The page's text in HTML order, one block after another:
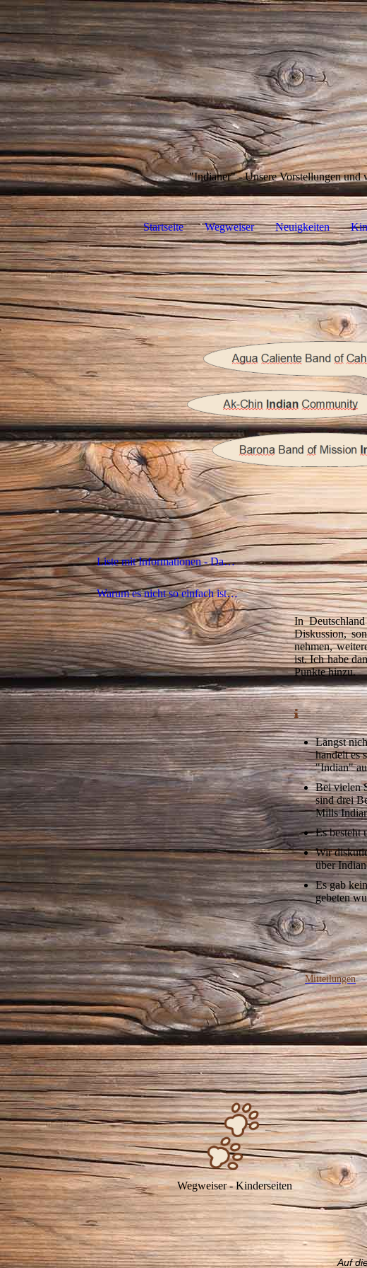
"Indianer" - Unsere Vorstellungen und
Startseite Wegweiser Neuigkeiten
Liste mit Informationen - Das Wort "Indianer"
Warum es nicht so einfach ist, das Wort "Indianer" zu ersetzen
In
Diskussion,
nehmen,
ist.Ich habe
Punkte hinzu.
Längst
handelt es
"Indian"
Bei vielen
sind drei
Mills
Es besteht
Wir
über
Es gab
gebeten
Mitteilungen
Wegweiser - Kinderseiten
Auf